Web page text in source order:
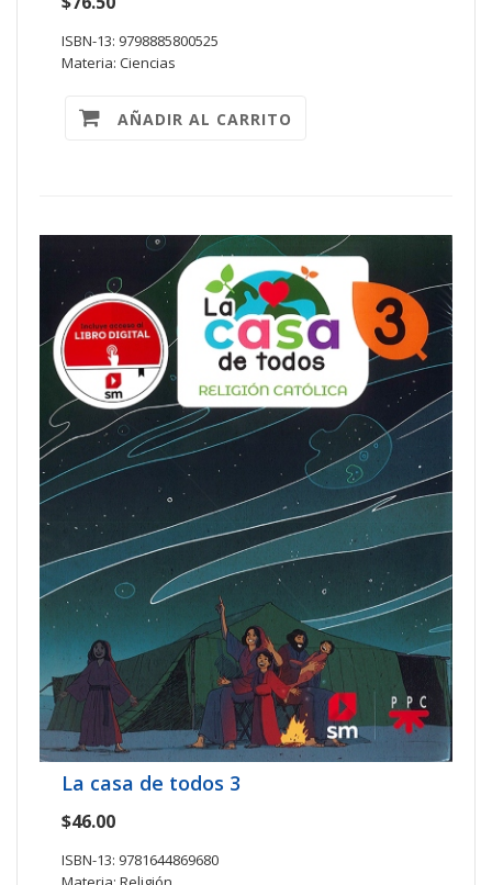
ISBN-13: 9798885800525
Materia: Ciencias
AÑADIR AL CARRITO
La casa de todos 3
$46.00
ISBN-13: 9781644869680